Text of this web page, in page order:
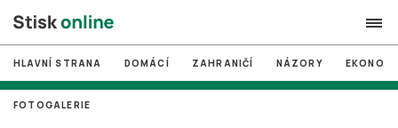
search
# MUNI
HLAVNÍ STRANA DOMÁCÍ ZAHRANIČÍ NÁZORY
FOTOGALERIE